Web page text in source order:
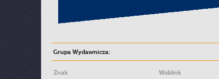
Grupa Wydawnicza:
Znak
Woblink